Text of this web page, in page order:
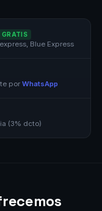
GRATIS
Blue Express
por WhatsApp
(3% dcto)